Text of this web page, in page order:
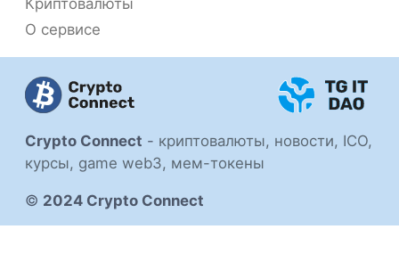
Crypto Connect - криптовалюты, новости, ICO,
курсы, game web3, мем-токены
© 2024 Crypto Connect
Криптовалюты
О сервисе